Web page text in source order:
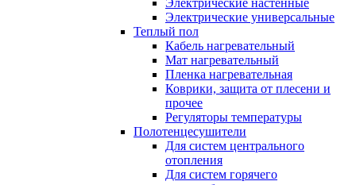
Электрические настенные
Электрические универсальные
Теплый пол
Кабель нагревательный
Мат нагревательный
Пленка нагревательная
Коврики, защита от плесени и
прочее
Регуляторы температуры
Полотенцесушители
Для систем центрального
отопления
Для систем горячего